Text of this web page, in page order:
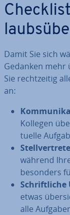
Damit Sie sich
Gedanken mehr
Sie recht­zei­tig
an:
Kollegen
tu­el­le
während
besonders
Schrift­li­che
etwas
alle